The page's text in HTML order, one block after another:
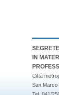
IN
Città
San Marco